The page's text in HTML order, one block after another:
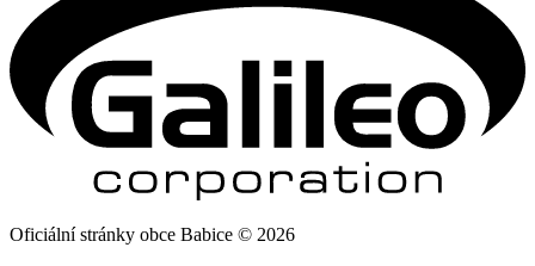
Oficiální stránky obce Babice © 2026